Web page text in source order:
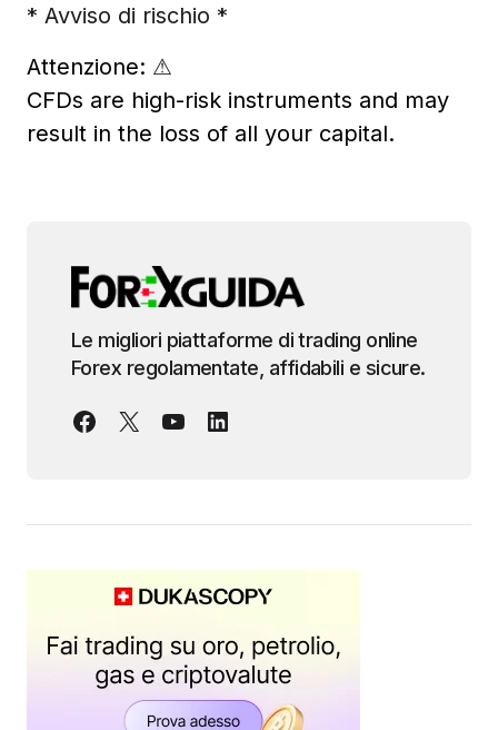
* Avviso di rischio *
Attenzione: ⚠
CFDs are high-risk instruments and may
result in the loss of all your capital.
Le migliori piattaforme di trading online
Forex regolamentate, affidabili e sicure.